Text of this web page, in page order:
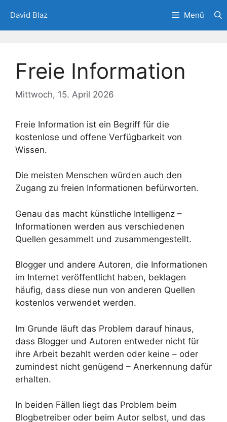
Inhalt
springen
David Blaz Menü
Freie Information
Mittwoch, 15. April 2026
Freie Information ist ein Begriff für die
kostenlose und offene Verfügbarkeit von
Wissen.
Die meisten Menschen würden auch den
Zugang zu freien Informationen befürworten.
Genau das macht künstliche Intelligenz –
Informationen werden aus verschiedenen
Quellen gesammelt und zusammengestellt.
Blogger und andere Autoren, die Informationen
im Internet veröffentlicht haben, beklagen
häufig, dass diese nun von anderen Quellen
kostenlos verwendet werden.
Im Grunde läuft das Problem darauf hinaus,
dass Blogger und Autoren entweder nicht für
ihre Arbeit bezahlt werden oder keine – oder
zumindest nicht genügend – Anerkennung dafür
erhalten.
In beiden Fällen liegt das Problem beim
Blogbetreiber oder beim Autor selbst, und das